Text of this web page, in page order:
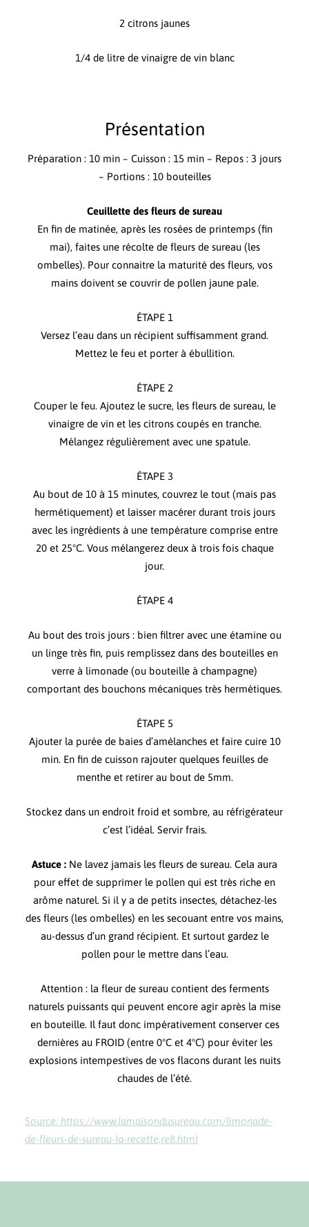
2 citrons jaunes
1/4 de litre de vinaigre de vin blanc
Présentation
Préparation : 10 min – Cuisson : 15 min – Repos : 3 jours
– Portions : 10 bouteilles
Ceuillette des fleurs de sureau
En fin de matinée, après les rosées de printemps (fin
mai), faites une récolte de fleurs de sureau (les
ombelles). Pour connaitre la maturité des fleurs, vos
mains doivent se couvrir de pollen jaune pale.
ÉTAPE 1
Versez l’eau dans un récipient suffisamment grand.
Mettez le feu et porter à ébullition.
ÉTAPE 2
Couper le feu. Ajoutez le sucre, les fleurs de sureau, le
vinaigre de vin et les citrons coupés en tranche.
Mélangez régulièrement avec une spatule.
ÉTAPE 3
Au bout de 10 à 15 minutes, couvrez le tout (mais pas
hermétiquement) et laisser macérer durant trois jours
avec les ingrédients à une température comprise entre
20 et 25°C. Vous mélangerez deux à trois fois chaque
jour.
ÉTAPE 4
Au bout des trois jours : bien filtrer avec une étamine ou
un linge très fin, puis remplissez dans des bouteilles en
verre à limonade (ou bouteille à champagne)
comportant des bouchons mécaniques très hermétiques.
ÉTAPE 5
Ajouter la purée de baies d’amélanches et faire cuire 10
min. En fin de cuisson rajouter quelques feuilles de
menthe et retirer au bout de 5mm.
Stockez dans un endroit froid et sombre, au réfrigérateur
c’est l’idéal. Servir frais.
Astuce : Ne lavez jamais les fleurs de sureau. Cela aura
pour effet de supprimer le pollen qui est très riche en
arôme naturel. Si il y a de petits insectes, détachez-les
des fleurs (les ombelles) en les secouant entre vos mains,
au-dessus d’un grand récipient. Et surtout gardez le
pollen pour le mettre dans l’eau.
Attention : la fleur de sureau contient des ferments
naturels puissants qui peuvent encore agir après la mise
en bouteille. Il faut donc impérativement conserver ces
dernières au FROID (entre 0°C et 4°C) pour éviter les
explosions intempestives de vos flacons durant les nuits
chaudes de l’été.
Source: https://www.lamaisondusureau.com/limonade-
de-fleurs-de-sureau-la-recette,re8.html